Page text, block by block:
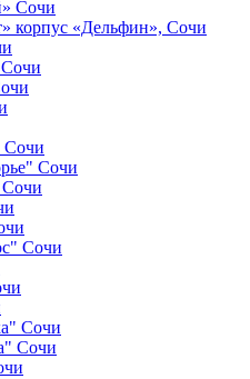
Сочи
корпус «Дельфин», Сочи
Сочи
Сочи
Сочи
Сочи
Сочи